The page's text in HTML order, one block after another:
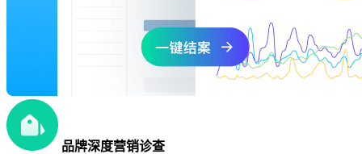
品牌深度营销诊查